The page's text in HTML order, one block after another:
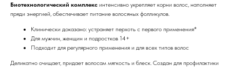
Биотехнологический комплекс интенсивно укрепляет корни волос, наполняет
пряди энергией, обеспечивает питание волосяных фолликулов.
Клинически доказано: устраняет перхоть с первого применения*
Для мужчин, женщин и подростков 14+
Подходит для регулярного применения и для всех типов волос
Деликатно очищает, придает волосам мягкость и блеск. Создан для профилактики